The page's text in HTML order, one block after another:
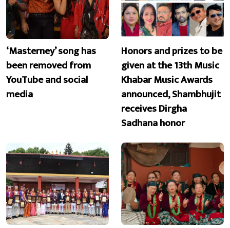
‘Masterney’ song has
been removed from
YouTube and social
media
Honors and prizes to be
given at the 13th Music
Khabar Music Awards
announced, Shambhujit
receives Dirgha
Sadhana honor